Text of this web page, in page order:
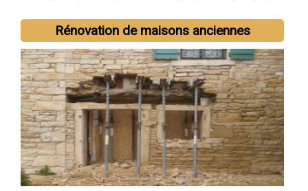
Rénovation de maisons anciennes